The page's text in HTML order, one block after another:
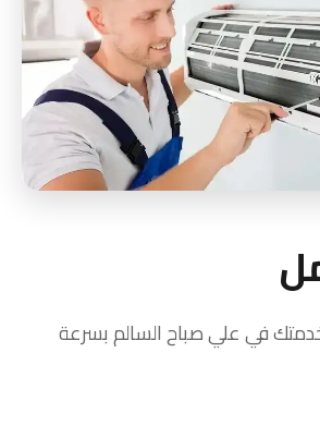
في علي صباح السالم بسرعة